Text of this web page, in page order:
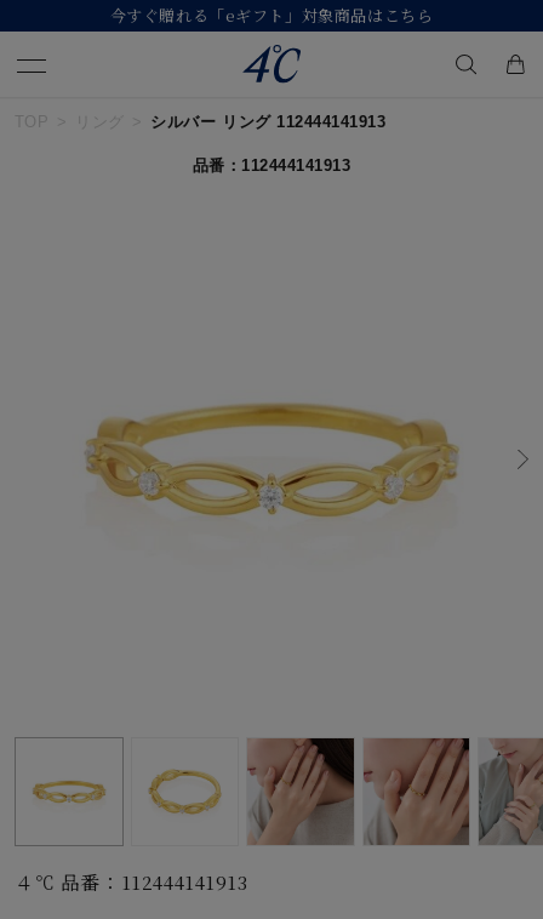
今すぐ贈れる「eギフト」対象商品はこちら
キーワードで検索する
すべてのジュエリー
誕生石
TOP リング シルバー リング 112444141913
品番：112444141913
４℃ 品番：112444141913